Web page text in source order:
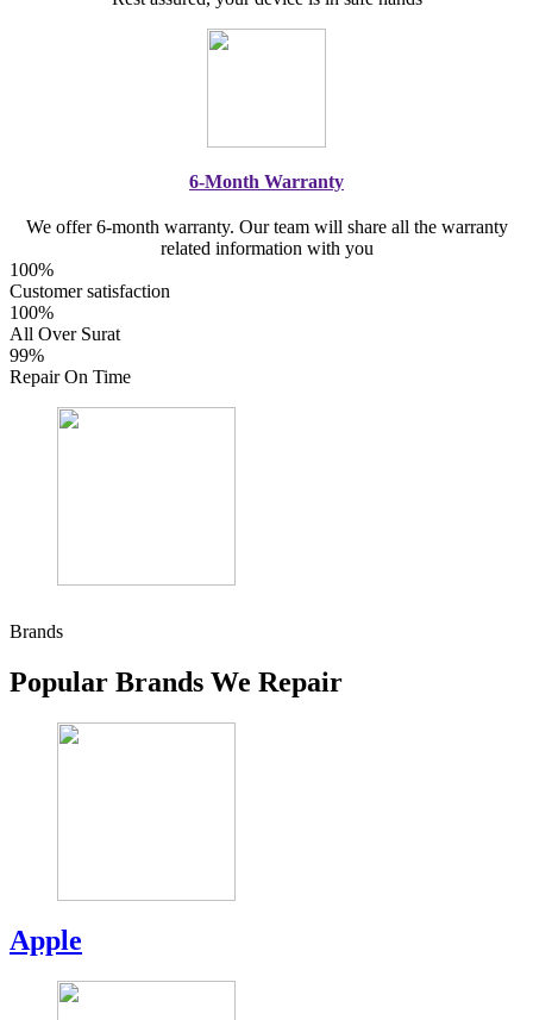
6-Month Warranty
We offer 6-month warranty. Our team will share all the warranty
related information with you
100%
Customer satisfaction
100%
All Over Surat
99%
Repair On Time
Brands
Popular Brands We Repair
Apple